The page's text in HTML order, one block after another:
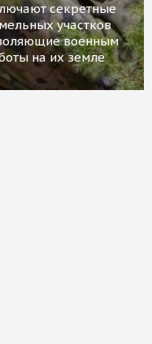
секретные
участков
военным
на их земле